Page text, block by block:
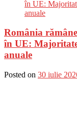
România
în UE:
anuale
Posted on 30 iulie